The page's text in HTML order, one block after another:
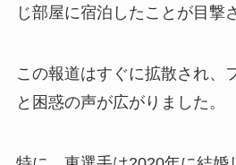
じ部屋に宿泊したことが目撃
この報道はすぐに拡散され、
と困惑の声が広がりました。